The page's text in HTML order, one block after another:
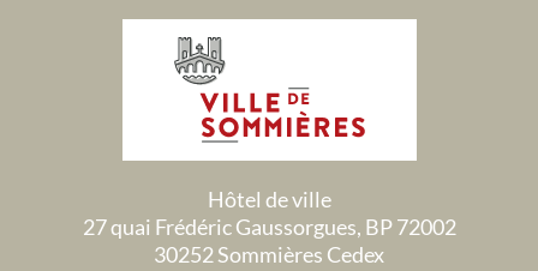
Hôtel de ville
27 quai Frédéric Gaussorgues, BP 72002
30252 Sommières Cedex